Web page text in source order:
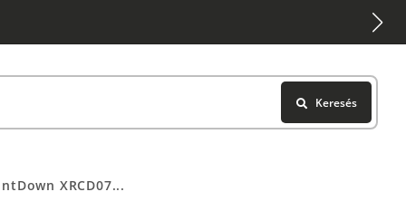
Keresés
XRCD07...